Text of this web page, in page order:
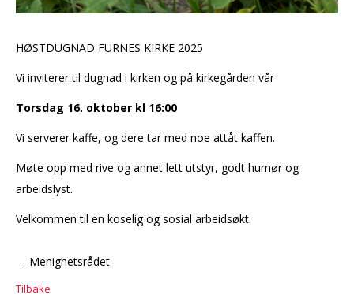
HØSTDUGNAD FURNES KIRKE 2025
Vi inviterer til dugnad i kirken og på kirkegården vår
Torsdag 16. oktober kl 16:00
Vi serverer kaffe, og dere tar med noe attåt kaffen.
Møte opp med rive og annet lett utstyr, godt humør og
arbeidslyst.
Velkommen til en koselig og sosial arbeidsøkt.
- Menighetsrådet
Tilbake